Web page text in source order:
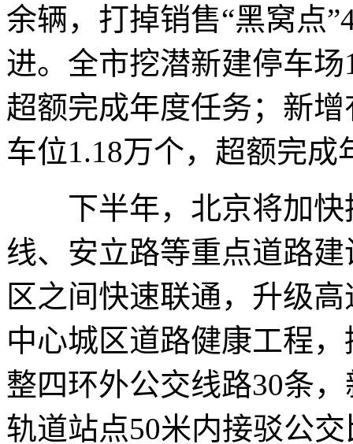
余辆，打掉销售“黑窝点
进。全市挖潜新建停车
超额完成年度任务；新
车位1.18万个，超额完成
下半年，北京将加快
线、安立路等重点道路
区之间快速联通，升级
中心城区道路健康工程
整四环外公交线路30条
轨道站点50米内接驳公